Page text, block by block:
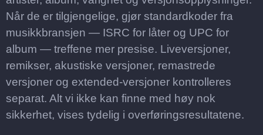
Når de er tilgjengelige, gjør standardkoder fra
musikkbransjen — ISRC for låter og UPC for
album — treffene mer presise. Liveversjoner,
remikser, akustiske versjoner, remastrede
versjoner og extended-versjoner kontrolleres
separat. Alt vi ikke kan finne med høy nok
sikkerhet, vises tydelig i overføringsresultatene.